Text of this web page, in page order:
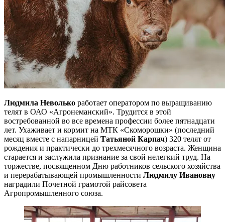
Людмила Неволько работает оператором по выращиванию
телят в ОАО «Агронеманский». Трудится в этой
востребованной во все времена профессии более пятнадцати
лет. Ухаживает и кормит на МТК «Скоморошки» (последний
месяц вместе с напарницей Татьяной Карпач) 320 телят от
рождения и практически до трехмесячного возраста. Женщина
старается и заслужила признание за свой нелегкий труд. На
торжестве, посвященном Дню работников сельского хозяйства
и перерабатывающей промышленности Людмилу Ивановну
наградили Почетной грамотой райсовета
Агропромышленного союза.